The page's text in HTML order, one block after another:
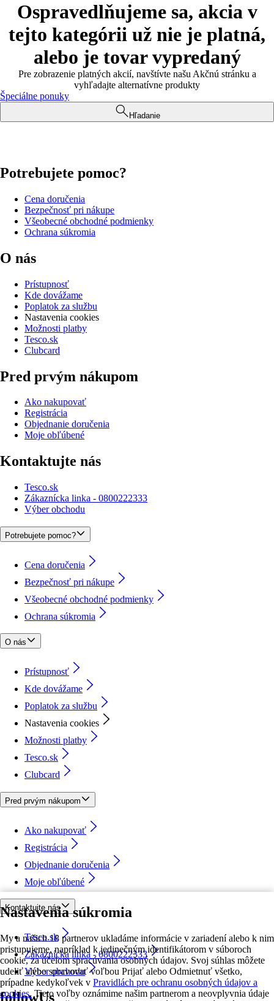
Nastavenia súkromia
My a našich 18 partnerov ukladáme informácie v zariadení alebo k nim
pristupujeme, napríklad k jedinečným identifikátorom v súboroch
cookie, za účelom spracúvania osobných údajov. Svoj súhlas môžete
udeliť alebo spravovať voľbou Prijať alebo Odmietnuť všetko,
prípadne kedykoľvek v Pravidlách pre ochranu osobných údajov a
cookies. Tieto voľby oznámime našim partnerom a neovplyvnia údaje
Ospravedlňujeme sa, akcia v
tejto kategórii už nie je platná,
alebo je tovar vypredaný
Pre zobrazenie platných akcií, navštívte našu Akčnú stránku a
vyhľadajte alternatívne produkty
Špeciálne ponuky
Hľadanie
Potrebujete pomoc?
Cena doručenia
Bezpečnosť pri nákupe
Všeobecné obchodné podmienky
Ochrana súkromia
O nás
Prístupnosť
Kde dovážame
Poplatok za službu
Nastavenia cookies
Možnosti platby
Tesco.sk
Clubcard
Pred prvým nákupom
Ako nakupovať
Registrácia
Objednanie doručenia
Moje obľúbené
Kontaktujte nás
Tesco.sk
Zákaznícka linka - 0800222333
Výber obchodu
Potrebujete pomoc?
Cena doručenia
Bezpečnosť pri nákupe
Všeobecné obchodné podmienky
Ochrana súkromia
O nás
Prístupnosť
Kde dovážame
Poplatok za službu
Nastavenia cookies
Možnosti platby
Tesco.sk
Clubcard
Pred prvým nákupom
Ako nakupovať
Registrácia
Objednanie doručenia
Moje obľúbené
Kontaktujte nás
Tesco.sk
Zákaznícka linka - 0800222333
Výber obchodu
followUs